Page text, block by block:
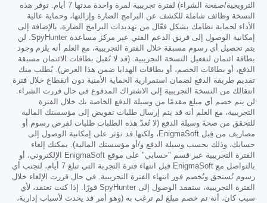
الترويجية/صفحة الشراء) لفترة تجريبية لمرة واحدة مدتها 7 أيام. توفر هذه
النسخة وظائف شاملة للكشف عن البرامج الضارة وإزالتها، وحماية عالية
الأداء لحماية نظامك بشكل فعّال من تهديدات البرامج الضارة، بالإضافة إلى
إمكانية الوصول إلى فريق الدعم الفني عبر مركز مساعدة SpyHunter. لن
يتم تحصيل أي رسوم مسبقة خلال الفترة التجريبية، مع العلم أنه يلزم وجود
بطاقة ائتمان لتفعيل النسخة التجريبية. (قد لا تُقبل بطاقات الائتمان مسبقة
الدفع، أو بطاقات الخصم، أو بطاقات الهدايا ضمن هذا العرض). يُطلب منك
تقديم طريقة الدفع لضمان استمرارية الحماية الأمنية دون انقطاع خلال فترة
انتقالك من النسخة التجريبية إلى الاشتراك المدفوع في حال قررت الشراء.
لن يتم خصم أي مبلغ مقدمًا من وسيلة الدفع الخاصة بك خلال الفترة
التجريبية، مع العلم أنه قد يتم إرسال طلبات تفويض إلى مؤسستك المالية
للتحقق من صحة وسيلة الدفع (لا تُعدّ هذه الطلبات طلبات لفرض رسوم أو
مصاريف من قِبل EnigmaSoft، ولكنها قد تؤثر على إمكانية الوصول إلى
حسابك، وذلك بحسب وسيلة الدفع و/أو مؤسستك المالية). يمكنك إلغاء
الفترة التجريبية عبر قسم "حسابي" على موقع EnigmaSoft الإلكتروني، أو
بالتواصل مع EnigmaSoft قبل انتهاء فترة التجربة التي تبلغ 7 أيام، لتجنب أي
رسوم تُستحق وتُخصم فور انتهاء الفترة التجريبية. في حال قررت الإلغاء خلال
الفترة التجريبية، ستفقد الوصول إلى SpyHunter فورًا. إذا كنت تعتقد، لأي
سبب كان، أنه تم خصم مبلغ لم ترغب به (وهو أمر قد يحدث لأسباب إدارية،